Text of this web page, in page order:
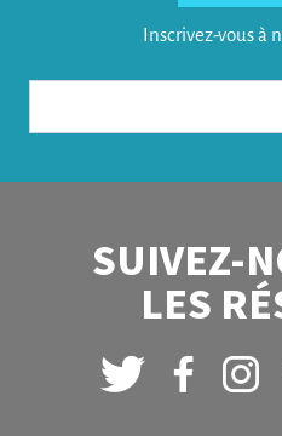
Inscrivez-vous à
SUIVEZ-
LES